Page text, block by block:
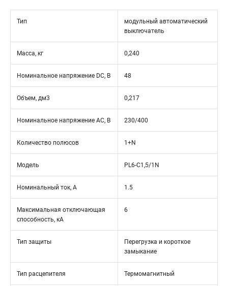
Тип
модульный автоматический
выключатель
Масса, кг 0,240
Номинальное напряжение DC, В 48
Объем, дм3 0,217
Номинальное напряжение АС, В 230/400
Количество полюсов 1+N
Модель PL6-C1,5/1N
Номинальный ток, А 1.5
Максимальная отключающая
способность, кА
6
Тип защиты
Перегрузка и короткое
замыкание
Тип расцепителя Термомагнитный